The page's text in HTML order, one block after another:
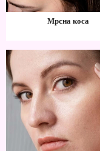
Мрсна коса